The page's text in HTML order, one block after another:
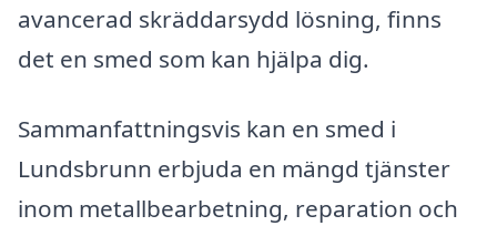
avancerad skräddarsydd lösning, finns
det en smed som kan hjälpa dig.
Sammanfattningsvis kan en smed i
Lundsbrunn erbjuda en mängd tjänster
inom metallbearbetning, reparation och